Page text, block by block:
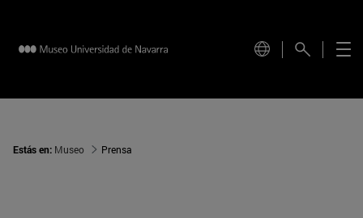
Estás en: Museo Prensa